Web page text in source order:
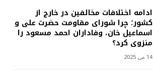
ادامه اختلافات مخالفین در خارج از
کشور؛ چرا شورای مقاومت حضرت علی و
اسماعیل خان، وفاداران احمد مسعود را
منزوی کرد؟
14 می 2025